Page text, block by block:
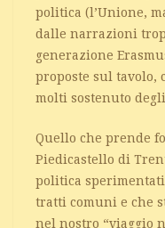
politica (l’Unione,
dalle narrazioni
generazione
proposte sul tavolo,
molti sostenuto
Quello che prende
Piedicastello di
politica
tratti comuni e che
nel nostro “viaggio